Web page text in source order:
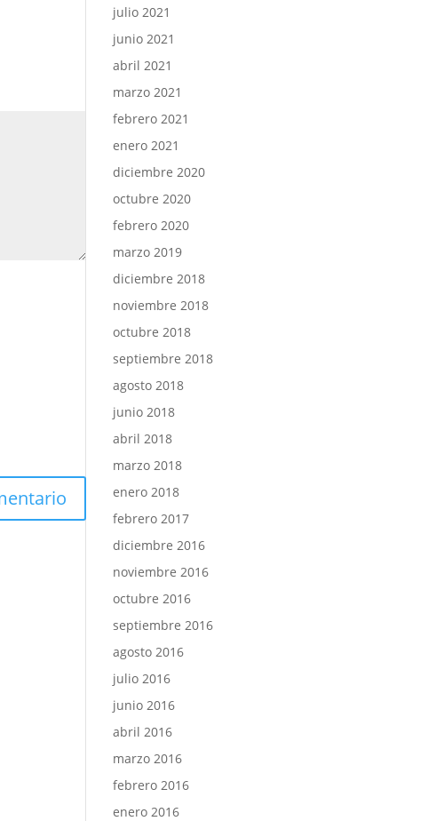
julio 2021
junio 2021
abril 2021
marzo 2021
febrero 2021
enero 2021
diciembre 2020
octubre 2020
febrero 2020
marzo 2019
diciembre 2018
noviembre 2018
octubre 2018
septiembre 2018
agosto 2018
junio 2018
abril 2018
marzo 2018
enero 2018
febrero 2017
diciembre 2016
noviembre 2016
octubre 2016
septiembre 2016
agosto 2016
julio 2016
junio 2016
abril 2016
marzo 2016
febrero 2016
enero 2016